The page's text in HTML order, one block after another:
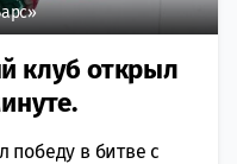
клуб открыл
победу в битве с